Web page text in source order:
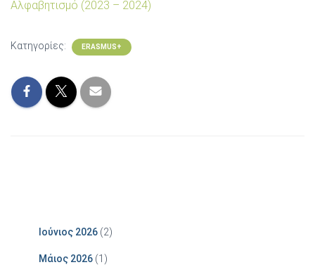
Αλφαβητισμό (2023 – 2024)
Κατηγορίες: ERASMUS+
Ιούνιος 2026 (2)
Μάιος 2026 (1)